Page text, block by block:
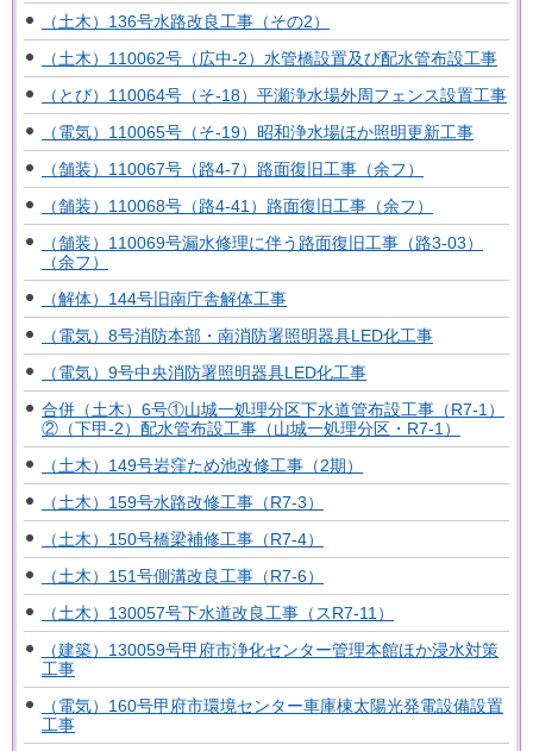
（土木）136号水路改良工事（その2）
（土木）110062号（広中-2）水管橋設置及び配水管布設工事
（とび）110064号（そ-18）平瀬浄水場外周フェンス設置工事
（電気）110065号（そ-19）昭和浄水場ほか照明更新工事
（舗装）110067号（路4-7）路面復旧工事（余フ）
（舗装）110068号（路4-41）路面復旧工事（余フ）
（舗装）110069号漏水修理に伴う路面復旧工事（路3-03）
（余フ）
（解体）144号旧南庁舎解体工事
（電気）8号消防本部・南消防署照明器具LED化工事
（電気）9号中央消防署照明器具LED化工事
合併（土木）6号①山城一処理分区下水道管布設工事（R7-1）
②（下甲-2）配水管布設工事（山城一処理分区・R7-1）
（土木）149号岩窪ため池改修工事（2期）
（土木）159号水路改修工事（R7-3）
（土木）150号橋梁補修工事（R7-4）
（土木）151号側溝改良工事（R7-6）
（土木）130057号下水道改良工事（スR7-11）
（建築）130059号甲府市浄化センター管理本館ほか浸水対策
工事
（電気）160号甲府市環境センター車庫棟太陽光発電設備設置
工事